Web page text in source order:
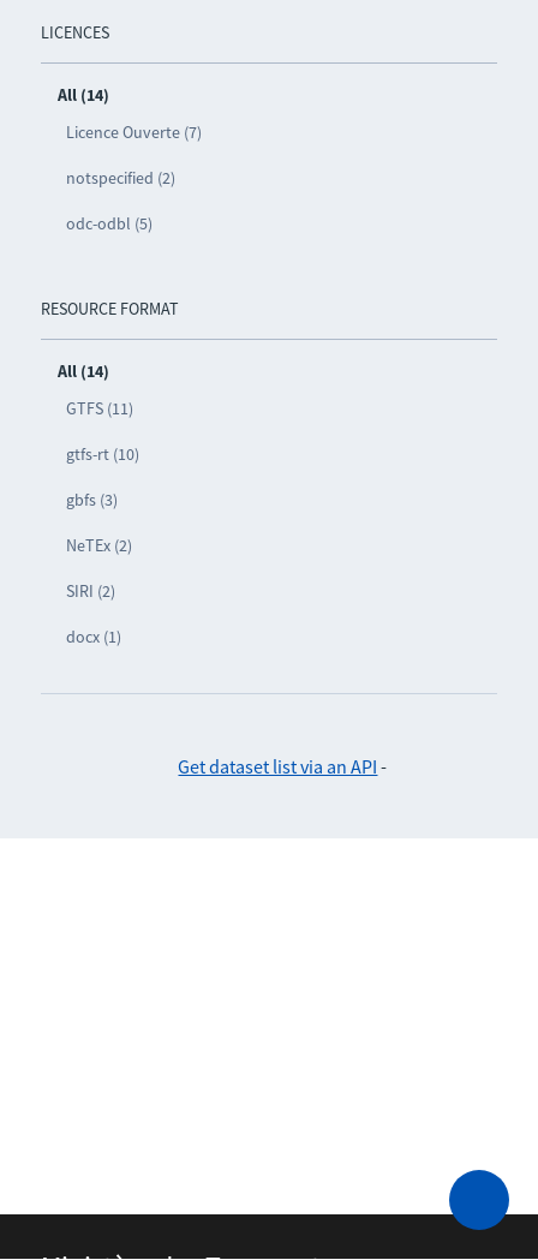
LICENCES
All (14)
Licence Ouverte (7)
notspecified (2)
odc-odbl (5)
RESOURCE FORMAT
All (14)
GTFS (11)
gtfs-rt (10)
gbfs (3)
NeTEx (2)
SIRI (2)
docx (1)
Get dataset list via an API -